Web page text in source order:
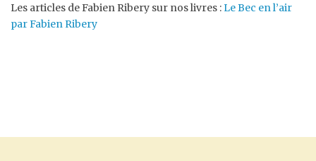
Les articles de Fabien Ribery sur nos livres :Le Bec en l’air
par Fabien Ribery